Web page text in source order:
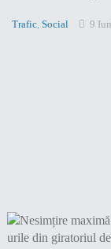
Trafic, Social 9